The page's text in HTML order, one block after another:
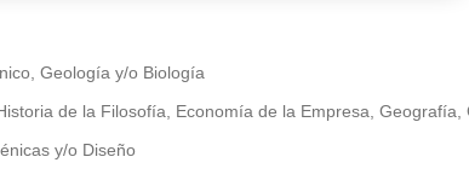
Geología y/o Biología
de la Filosofía, Economía de la Empresa, Geografía,
y/o Diseño